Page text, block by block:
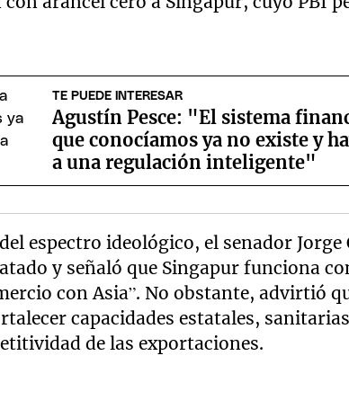
TE PUEDE INTERESAR
Agustín Pesce: "El sistema
que conocíamos ya no existe y
a una regulación inteligente"
espectro ideológico, el senador Jorge
y señaló que Singapur funciona
con Asia”. No obstante, advirtió
capacidades estatales,
de las exportaciones.